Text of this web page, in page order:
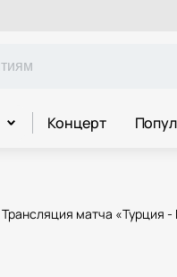
Концерт
Трансляция матча «Турция -